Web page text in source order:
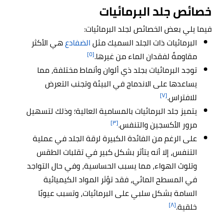
خصائص جلد البرمائيات
فيما يلي بعض الخصائص لجلد البرمائيات:
البرمائيات ذات الجلد السميك مثلالضفادعهي الأكثر
مقاومةً لفقدان الماء من غيرها.[٥]
توجد البرمائيات بجلد ذي ألوان وأنماط مختلفة، مما
يساعدها على الاندماج في البيئة وتجنب التعرض
للافتراس.[٧]
يتميز جلد البرمائيات بالمسامية العالية؛ وذلك لتسهيل
مرور الأكسجين والتنفس.[٣]
على الرغم من الفائدة الكبيرة لرقة الجلد في عملية
التنفس، إلا أنه يتأثر بشكل كبير في تقلبات الطقس
وتلوث الهواء، مما يسبب الحساسية، وفي حال التواجد
في المسطح المائي، فقد تؤثر المواد الكيميائية
السامة بشكل سلبي على البرمائيات، وتسبب عيوبًا
خلقية.[٨]